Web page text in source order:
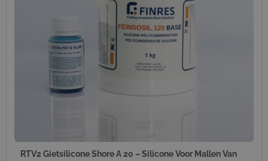
RTV2 Gietsilicone Shore A 20 – Silicone Voor Mallen Van